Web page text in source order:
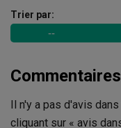
Trier par:
Il n'y a pas d'avis
cliquant sur « avis